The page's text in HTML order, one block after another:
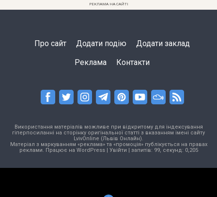
РЕКЛАМА НА САЙТІ
Про сайт Додати подію Додати заклад
Реклама Контакти
Використання матеріалів можливе при відкритому для індексування
гіперпосиланні на сторінку оригінальної статті з вказанням імені сайту
LvivOnline (Львів Онлайн).
Матеріал з маркуванням «реклама» та «промоція» публікується на правах
реклами. Працює на WordPress| Увійти | запитів: 99, секунд: 0,205